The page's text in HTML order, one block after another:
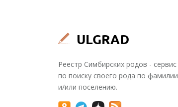
Реестр Симбирских родов - сервис
по поиску своего рода по фамилии
и/или поселению.